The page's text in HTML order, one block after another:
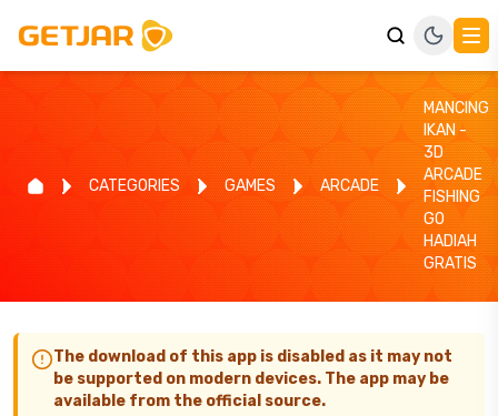
CATEGORIES GAMES ARCADE
MANCING
IKAN -
3D
ARCADE
FISHING
GO
HADIAH
GRATIS
The download of this app is disabled as it may not
be supported on modern devices. The app may be
available from the official source.